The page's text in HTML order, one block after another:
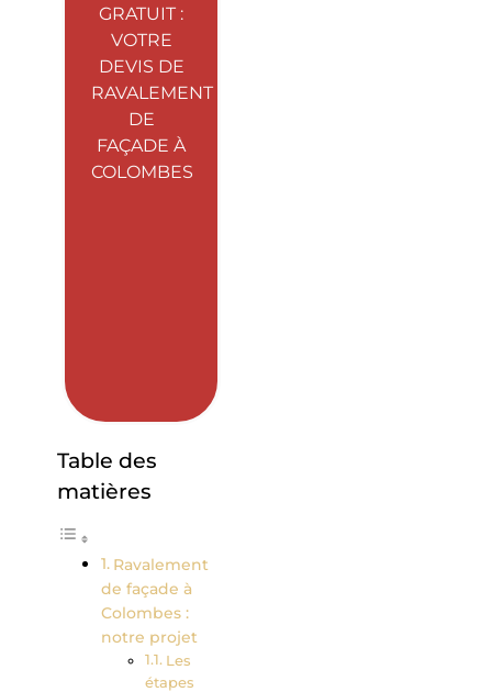
GRATUIT :
VOTRE
DEVIS DE
RAVALEMENT
DE
FAÇADE À
COLOMBES
Table des
matières
Ravalement
de façade à
Colombes :
notre projet
Les
étapes